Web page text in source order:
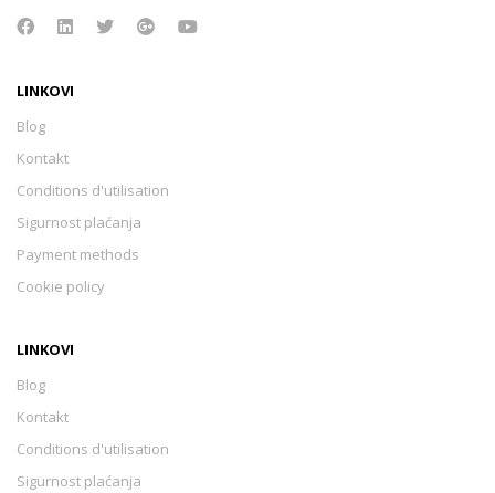
LINKOVI
Blog
Kontakt
Conditions d'utilisation
Sigurnost plaćanja
Payment methods
Cookie policy
LINKOVI
Blog
Kontakt
Conditions d'utilisation
Sigurnost plaćanja